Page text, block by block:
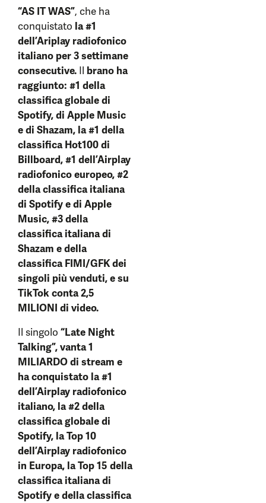
“AS IT WAS”, che ha
conquistato la #1
dell’Ariplay radiofonico
italiano per 3 settimane
consecutive. Il brano ha
raggiunto: #1 della
classifica globale di
Spotify, di Apple Music
e di Shazam, la #1 della
classifica Hot100 di
Billboard, #1 dell’Airplay
radiofonico europeo, #2
della classifica italiana
di Spotify e di Apple
Music, #3 della
classifica italiana di
Shazam e della
classifica FIMI/GFK dei
singoli più venduti, e su
TikTok conta 2,5
MILIONI di video.
Il singolo “Late Night
Talking”, vanta 1
MILIARDO di stream e
ha conquistato la #1
dell’Airplay radiofonico
italiano, la #2 della
classifica globale di
Spotify, la Top 10
dell’Airplay radiofonico
in Europa, la Top 15 della
classifica italiana di
Spotify e della classifica